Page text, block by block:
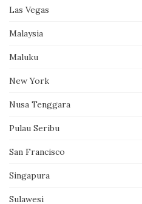
Las Vegas
Malaysia
Maluku
New York
Nusa Tenggara
Pulau Seribu
San Francisco
Singapura
Sulawesi